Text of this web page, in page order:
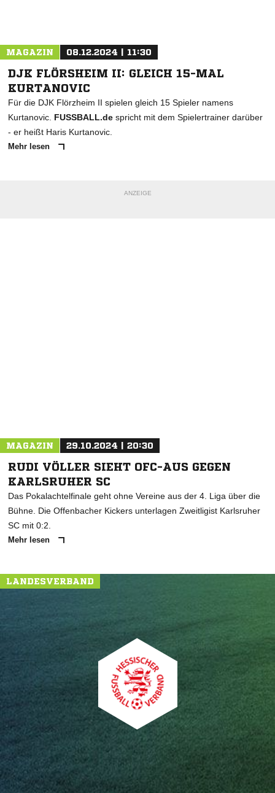
MAGAZIN 08.12.2024 | 11:30
DJK FLÖRSHEIM II: GLEICH 15-MAL
KURTANOVIC
Für die DJK Flörzheim II spielen gleich 15 Spieler namens
Kurtanovic. FUSSBALL.de spricht mit dem Spielertrainer darüber
- er heißt Haris Kurtanovic.
Mehr lesen
ANZEIGE
MAGAZIN 29.10.2024 | 20:30
RUDI VÖLLER SIEHT OFC-AUS GEGEN
KARLSRUHER SC
Das Pokalachtelfinale geht ohne Vereine aus der 4. Liga über die
Bühne. Die Offenbacher Kickers unterlagen Zweitligist Karlsruher
SC mit 0:2.
Mehr lesen
LANDESVERBAND